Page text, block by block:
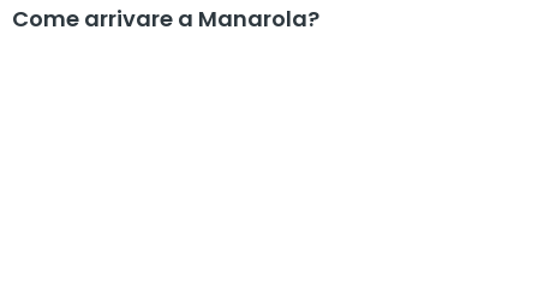
Come arrivare a Manarola?